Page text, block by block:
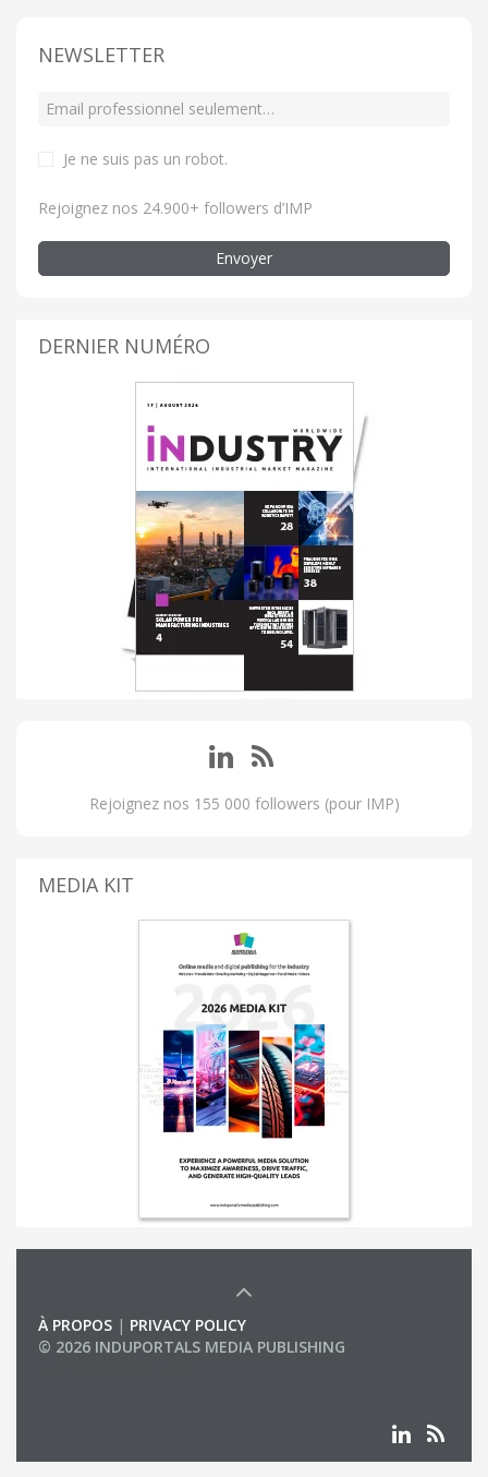
NEWSLETTER
Je ne suis pas un robot.
Rejoignez nos 24.900+ followers d’IMP
Envoyer
DERNIER NUMÉRO
Rejoignez nos 155 000 followers (pour IMP)
MEDIA KIT
À PROPOS | PRIVACY POLICY
© 2026 INDUPORTALS MEDIA PUBLISHING